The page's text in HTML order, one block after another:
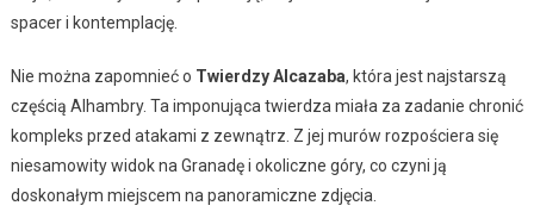
spacer i kontemplację.
Nie można zapomnieć o Twierdzy Alcazaba, która jest najstarszą
częścią Alhambry. Ta imponująca twierdza miała za zadanie chronić
kompleks przed atakami z zewnątrz. Z jej murów rozpościera się
niesamowity widok na Granadę i okoliczne góry, co czyni ją
doskonałym miejscem na panoramiczne zdjęcia.